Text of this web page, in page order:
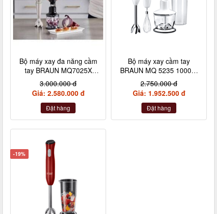
Bộ máy xay đa năng cầm
tay BRAUN MQ7025X
1000W màu đen
3.000.000 đ
Giá: 2.580.000 đ
Đặt hàng
Bộ máy xay cầm tay
BRAUN MQ 5235 1000W
4 chi tiết màu trắng
2.750.000 đ
Giá: 1.952.500 đ
Đặt hàng
-19%